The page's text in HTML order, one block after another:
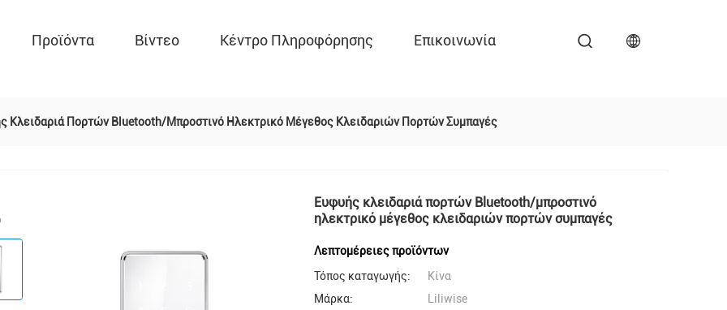
Προϊόντα Βίντεο Κέντρο Πληροφόρησης Επικοινωνία
Κλειδαριά Πορτών Bluetooth/μπροστινό Ηλεκτρικό Μέγεθος Κλειδαριών Πορτών Συμπαγές
Ευφυής κλειδαριά πορτών Bluetooth/μπροστινό
ηλεκτρικό μέγεθος κλειδαριών πορτών συμπαγές
Λεπτομέρειες προϊόντων
Τόπος καταγωγής:
Κίνα
Μάρκα:
Liliwise